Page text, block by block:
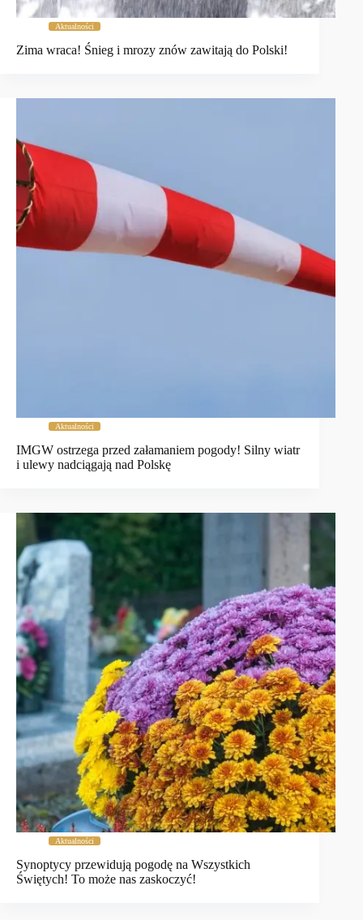
Aktualności
Zima wraca! Śnieg i mrozy znów zawitają do Polski!
Aktualności
IMGW ostrzega przed załamaniem pogody! Silny wiatr
i ulewy nadciągają nad Polskę
Aktualności
Synoptycy przewidują pogodę na Wszystkich
Świętych! To może nas zaskoczyć!